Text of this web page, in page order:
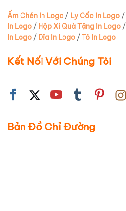
Ấm Chén In Logo / Ly Cốc In Logo/
In Logo / Hộp Xi Quà Tặng In Logo/
In Logo / Dĩa In Logo /Tô In Logo
Kết Nối Với Chúng Tôi
Bản Đồ Chỉ Đường